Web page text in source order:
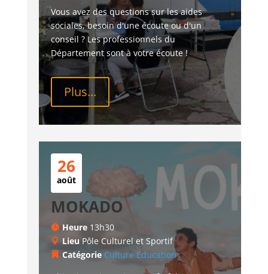
Vous avez des questions sur les aides
sociales, besoin d'une écoute ou d'un
conseil ? Les professionnels du
Département sont à votre écoute !
Plus...
26
août
MOKADO
Heure 13h30
Lieu Pôle Culturel et Sportif
Catégorie Culture Education